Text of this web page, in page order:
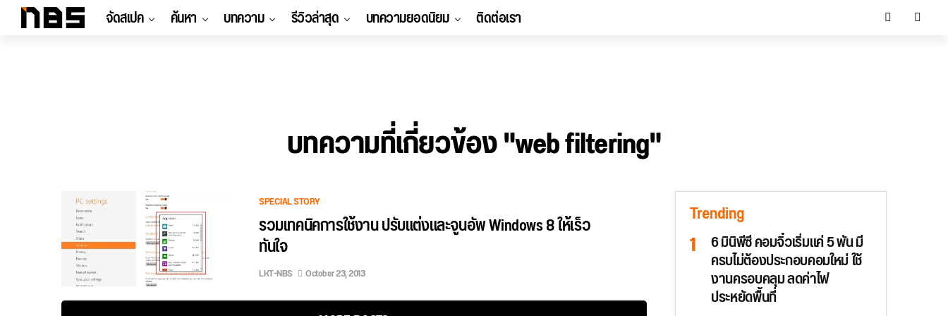
จัดสเปค ค้นหา บทความ รีวิวล่าสุด บทความยอดนิยม ติดต่อเรา
บทความที่เกี่ยวข้อง "web filtering"
SPECIAL STORY
รวมเทคนิคการใช้งาน ปรับแต่งและจูนอัพ Windows 8 ให้เร็ว
ทันใจ
LKT-NBS October 23, 2013
Trending
6 มินิพีซี คอมจิ๋วเริ่มแค่ 5 พัน มี
ครบไม่ต้องประกอบคอมใหม่ ใช้
งานครอบคลุม ลดค่าไฟ
ประหยัดพื้นที่